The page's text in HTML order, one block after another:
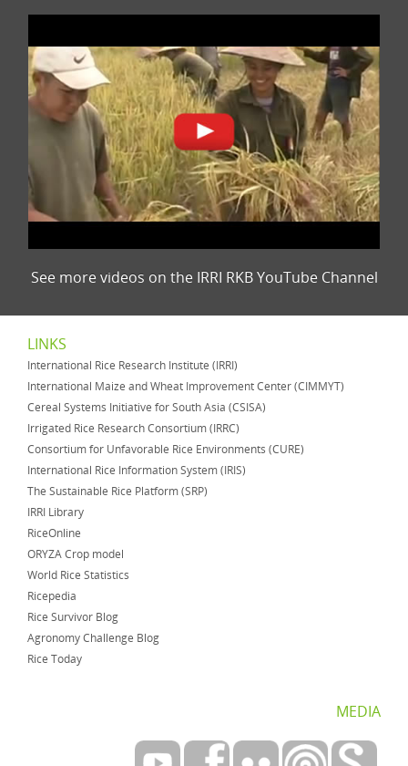
See more videos on the IRRI RKB YouTube Channel
LINKS
International Rice Research Institute (IRRI)
International Maize and Wheat Improvement Center (CIMMYT)
Cereal Systems Initiative for South Asia (CSISA)
Irrigated Rice Research Consortium (IRRC)
Consortium for Unfavorable Rice Environments (CURE)
International Rice Information System (IRIS)
The Sustainable Rice Platform (SRP)
IRRI Library
RiceOnline
ORYZA Crop model
World Rice Statistics
Ricepedia
Rice Survivor Blog
Agronomy Challenge Blog
Rice Today
MEDIA